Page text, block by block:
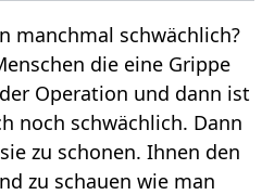
manchmal schwächlich?
die eine Grippe
Operation und dann ist
noch schwächlich. Dann
zu schonen. Ihnen den
zu schauen wie man